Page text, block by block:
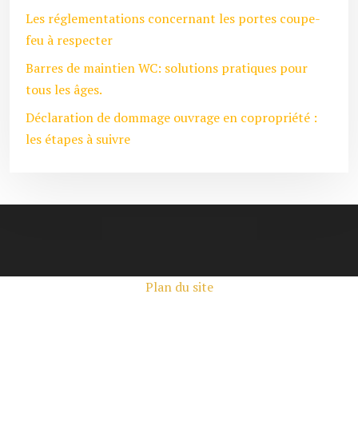
Les réglementations concernant les portes coupe-
feu à respecter
Barres de maintien WC: solutions pratiques pour
tous les âges.
Déclaration de dommage ouvrage en copropriété :
les étapes à suivre
Plan du site